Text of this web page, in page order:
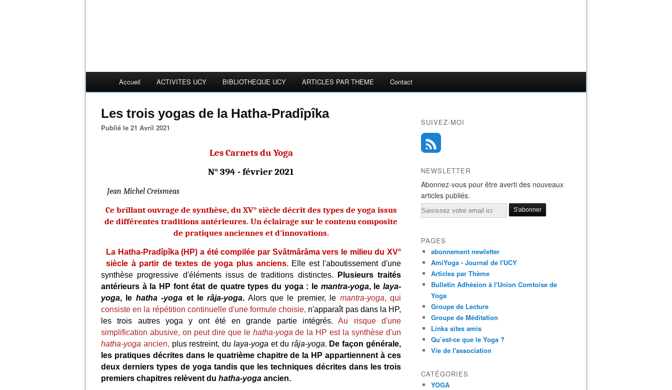
Accueil ACTIVITES UCY BIBLIOTHEQUE UCY ARTICLES PAR THEME Contact
Les trois yogas de la Hatha-Pradîpîka
Publié le 21 Avril 2021
Les Carnets du Yoga
N° 394 - février 2021
Jean Michel Creismeas
Ce brillant ouvrage de synthèse, du XV° siècle décrit des types de yoga issus
de différentes traditions antérieures. Un éclairage sur le contenu composite
de pratiques anciennes et d'innovations.
La Hatha-Pradîpîka (HP) a été compilée par Svâtmârâma vers le milieu du XV°
siècle à partir de textes de yoga plus anciens. Elle est l'aboutissement d'une
synthèse progressive d'éléments issus de traditions distinctes.
Plusieurs traités
antérieurs à la HP font état de quatre types du yoga : le mantra-yoga, lelaya-
yoga, le hatha -yoga et lerâja-yoga. Alors que le premier, le mantra-yoga, qui
consiste en la répétition continuelle d'une formule choisie, n'apparaît pas dans la HP,
les trois autres yoga y ont été en grande partie intégrés.Au risque d'une
simplification abusive, on peut dire que le hatha-yoga de la HP est la synthèse d'un
hatha-yoga ancien, plus restreint, dulaya-yoga et du râja-yoga. De façon générale,
les pratiques décrites dans le quatrième chapitre de la HP appartiennent à ces
deux derniers types de yoga tandis que les techniques décrites dans les trois
premiers chapitres relèvent du hatha-yoga ancien.
SUIVEZ-MOI
NEWSLETTER
Abonnez-vous pour être averti des nouveaux
articles publiés.
Email
PAGES
abonnement newletter
AmiYoga - Journal de l'UCY
Articles par Thème
Bulletin Adhésion à l'Union Comtoise de
Yoga
Groupe de Lecture
Groupe de Méditation
Links sites amis
Qu’est-ce que le Yoga ?
Vie de l'association
CATÉGORIES
YOGA